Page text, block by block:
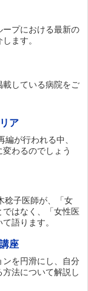
プにおける最新の
ます。
している病院をご
ア
が行われる中、
わるのでしょう
稔子医師が、「女
はなく、「女性医
語ります。
座
ンを円滑にし、自分
法について解説し